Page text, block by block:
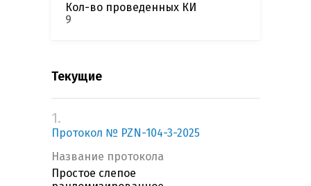
Кол-во проведенных КИ
9
Текущие
1.
Протокол № PZN-104-3-2025
Название протокола
Простое слепое